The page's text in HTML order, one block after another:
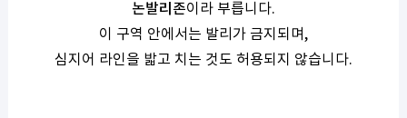
논발리존이라 부릅니다.
이 구역 안에서는 발리가 금지되며,
심지어 라인을 밟고 치는 것도 허용되지 않습니다.